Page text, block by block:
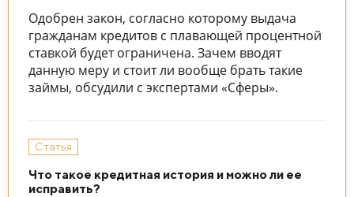
Одобрен закон, согласно которому выдача
гражданам кредитов с плавающей процентной
ставкой будет ограничена. Зачем вводят
данную меру и стоит ли вообще брать такие
займы, обсудили с экспертами «Сферы».
Статья
Что такое кредитная история и можно ли ее
исправить?